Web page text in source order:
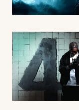
Newsletter
Artistes en
Actus à Aire-
Magazine à